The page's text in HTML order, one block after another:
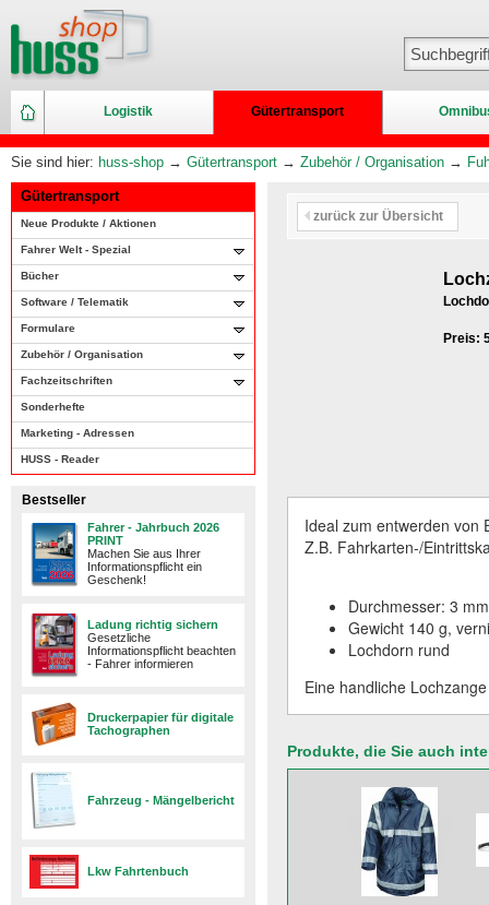
Logistik Gütertransport
Sie sind hier: huss-shop → Gütertransport → Zubehör / Organisation →
Gütertransport
Neue Produkte / Aktionen
Fahrer Welt - Spezial
Bücher
Software / Telematik
Formulare
Zubehör / Organisation
Fachzeitschriften
Sonderhefte
Marketing - Adressen
HUSS - Reader
Bestseller
Fahrer - Jahrbuch 2026
PRINT
Machen Sie aus Ihrer
Informationspflicht ein
Geschenk!
Ladung richtig sichern
Gesetzliche
Informationspflicht beachten
- Fahrer informieren
Druckerpapier für digitale
Tachographen
Fahrzeug - Mängelbericht
Lkw Fahrtenbuch
zurück zur Übersicht
Preis:
​Ideal zum entwerden von
Z.B. Fahrkarten-/
Durchmesser: 3 mm
Gewicht 140 g,
Lochdorn rund
Eine handliche
Produkte, die Sie auch